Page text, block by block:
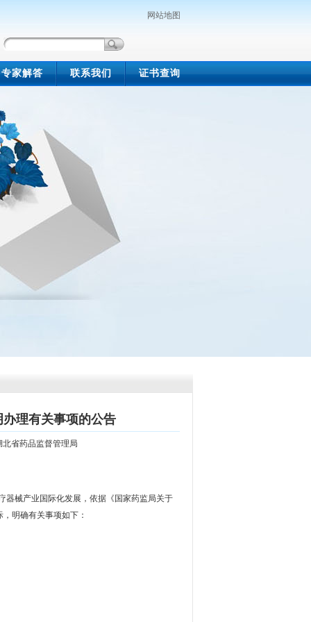
网站地图
专家解答 联系我们 证书查询
理有关事项的公告
北省药品监督管理局
器械产业国际化发展，依据《国家药监局关于
明确有关事项如下：